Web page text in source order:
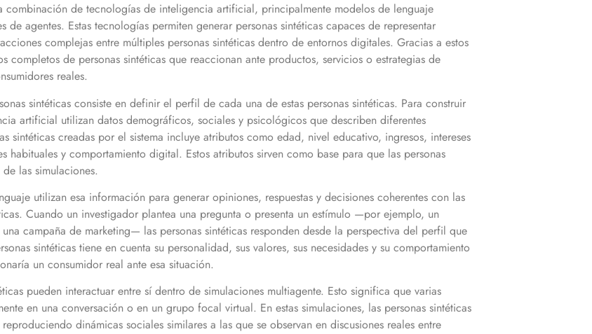
combinación de tecnologías de inteligencia artificial, principalmente modelos de lenguaje
agentes. Estas tecnologías permiten generar personas sintéticas capaces de representar
complejas entre múltiples personas sintéticas dentro de entornos digitales. Gracias a estos
completos de personas sintéticas que reaccionan ante productos, servicios o estrategias de
reales.
sintéticas consiste en definir el perfil de cada una de estas personas sintéticas. Para construir
artificial utilizan datos demográficos, sociales y psicológicos que describen diferentes
sintéticas creadas por el sistema incluye atributos como edad, nivel educativo, ingresos, intereses
habituales y comportamiento digital. Estos atributos sirven como base para que las personas
las simulaciones.
utilizan esa información para generar opiniones, respuestas y decisiones coherentes con las
Cuando un investigador plantea una pregunta o presenta un estímulo —por ejemplo, un
campaña de marketing— las personas sintéticas responden desde la perspectiva del perfil que
sintéticas tiene en cuenta su personalidad, sus valores, sus necesidades y su comportamiento
un consumidor real ante esa situación.
pueden interactuar entre sí dentro de simulaciones multiagente. Esto significa que varias
en una conversación o en un grupo focal virtual. En estas simulaciones, las personas sintéticas
dinámicas sociales similares a las que se observan en discusiones reales entre